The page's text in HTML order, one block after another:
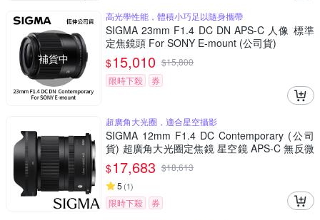
補貨中
高光學性能，體積小巧足以隨身攜帶
SIGMA 23mm F1.4 DC DN APS-C 人像 標準
定焦鏡頭 For SONY E-mount (公司貨)
$15,010 $15,800
限時下殺
券
超廣角大光圈，適合星空攝影
SIGMA 12mm F1.4 DC Contemporary (公司
貨) 超廣角大光圈定焦鏡 星空鏡 APS-C 無反微
單眼專用鏡頭
$17,683 $18,613
5 (1)
限時下殺
券